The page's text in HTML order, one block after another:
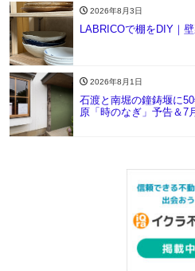
2026年8月3日
LABRICOで棚をDIY｜
2026年8月1日
石渡と南堀の鐘鋳堰に
原「時のなぎ」予告＆7